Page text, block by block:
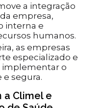
a integração
empresa,
interna e
humanos.
as empresas
especializado e
implementar o
e segura.
a Climel e